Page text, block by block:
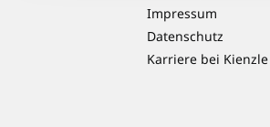
Impressum
Datenschutz
Karriere bei Kienzle